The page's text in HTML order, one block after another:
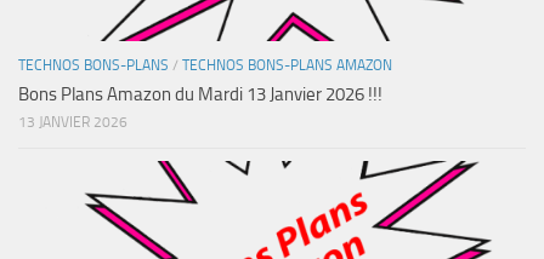
TECHNOS BONS-PLANS / TECHNOS BONS-PLANS AMAZON
Bons Plans Amazon du Mardi 13 Janvier 2026 !!!
13 JANVIER 2026